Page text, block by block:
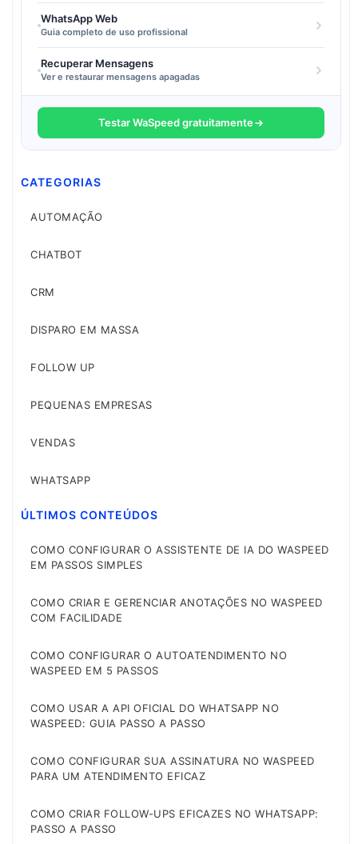
WhatsApp Web
Guia completo de uso profissional
Recuperar Mensagens
Ver e restaurar mensagens apagadas
Testar WaSpeed gratuitamente
CATEGORIAS
AUTOMAÇÃO
CHATBOT
CRM
DISPARO EM MASSA
FOLLOW UP
PEQUENAS EMPRESAS
VENDAS
WHATSAPP
ÚLTIMOS CONTEÚDOS
COMO CONFIGURAR O ASSISTENTE DE IA DO WASPEED
EM PASSOS SIMPLES
COMO CRIAR E GERENCIAR ANOTAÇÕES NO WASPEED
COM FACILIDADE
COMO CONFIGURAR O AUTOATENDIMENTO NO
WASPEED EM 5 PASSOS
COMO USAR A API OFICIAL DO WHATSAPP NO
WASPEED: GUIA PASSO A PASSO
COMO CONFIGURAR SUA ASSINATURA NO WASPEED
PARA UM ATENDIMENTO EFICAZ
COMO CRIAR FOLLOW-UPS EFICAZES NO WHATSAPP:
PASSO A PASSO